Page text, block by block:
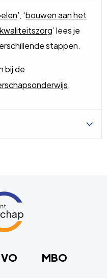
’, ‘bouwen aan het
’ lees je
stappen.
bij de
.
VO MBO